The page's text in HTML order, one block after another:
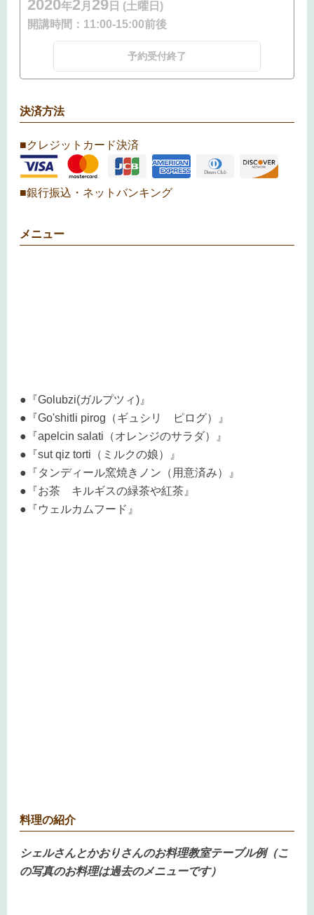
2020年2月 29 日 (土曜日)
開講時間： 11:00-15:00前後
予約受付終了
決済方法
■クレジットカード決済
■銀行振込・ネットバンキング
メニュー
●『Golubzi(ガルプツィ)』
●『Go'shitli pirog（ギュシリ ピログ）』
●『apelcin salati（オレンジのサラダ）』
●『sut qiz torti（ミルクの娘）』
●『タンディール窯焼きノン（用意済み）』
●『お茶 キルギスの緑茶や紅茶』
●『ウェルカムフード』
料理の紹介
シェルさんとかおりさんのお料理教室テーブル例（こ
の写真のお料理は過去のメニューです）